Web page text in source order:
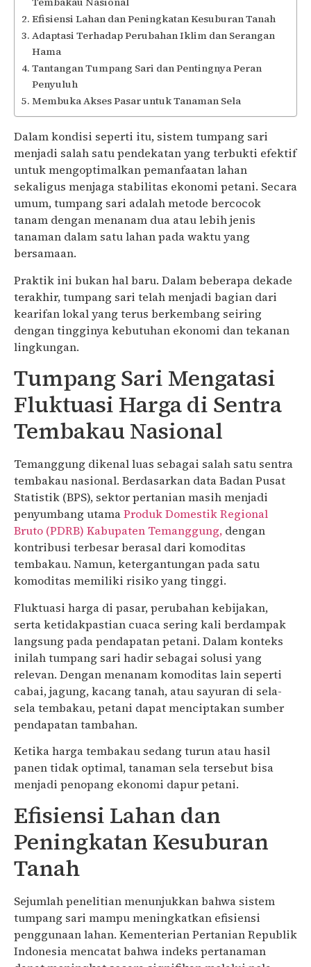
Efisiensi Lahan dan Peningkatan Kesuburan Tanah
Adaptasi Terhadap Perubahan Iklim dan Serangan
Hama
Tantangan Tumpang Sari dan Pentingnya Peran
Penyuluh
Membuka Akses Pasar untuk Tanaman Sela
Dalam kondisi seperti itu, sistem tumpang sari
menjadi salah satu pendekatan yang terbukti efektif
untuk mengoptimalkan pemanfaatan lahan
sekaligus menjaga stabilitas ekonomi petani. Secara
umum, tumpang sari adalah metode bercocok
tanam dengan menanam dua atau lebih jenis
tanaman dalam satu lahan pada waktu yang
bersamaan.
Praktik ini bukan hal baru. Dalam beberapa dekade
terakhir, tumpang sari telah menjadi bagian dari
kearifan lokal yang terus berkembang seiring
dengan tingginya kebutuhan ekonomi dan tekanan
lingkungan.
Tumpang Sari Mengatasi
Fluktuasi Harga di Sentra
Tembakau Nasional
Temanggung dikenal luas sebagai salah satu sentra
tembakau nasional. Berdasarkan data Badan Pusat
Statistik (BPS), sektor pertanian masih menjadi
penyumbang utamaProduk Domestik Regional
Bruto (PDRB) Kabupaten Temanggung, dengan
kontribusi terbesar berasal dari komoditas
tembakau. Namun, ketergantungan pada satu
komoditas memiliki risiko yang tinggi.
Fluktuasi harga di pasar, perubahan kebijakan,
serta ketidakpastian cuaca sering kali berdampak
langsung pada pendapatan petani. Dalam konteks
inilah tumpang sari hadir sebagai solusi yang
relevan. Dengan menanam komoditas lain seperti
cabai, jagung, kacang tanah, atau sayuran di sela-
sela tembakau, petani dapat menciptakan sumber
pendapatan tambahan.
Ketika harga tembakau sedang turun atau hasil
panen tidak optimal, tanaman sela tersebut bisa
menjadi penopang ekonomi dapur petani.
Efisiensi Lahan dan
Peningkatan Kesuburan
Tanah
Sejumlah penelitian menunjukkan bahwa sistem
tumpang sari mampu meningkatkan efisiensi
penggunaan lahan. Kementerian Pertanian Republik
Indonesia mencatat bahwa indeks pertanaman